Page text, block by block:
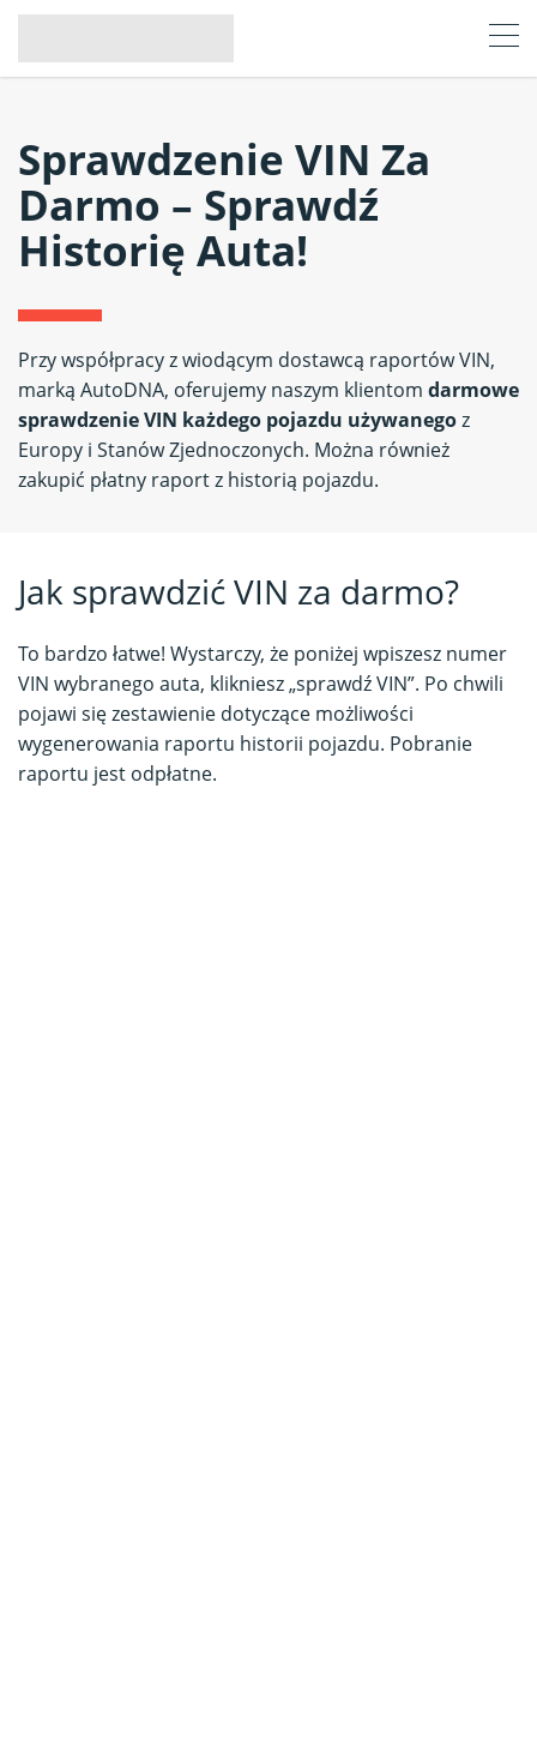
Sprawdzenie VIN Za
Darmo – Sprawdź
Historię Auta!
Przy współpracy z wiodącym dostawcą raportów VIN,
marką AutoDNA, oferujemy naszym klientom darmowe
sprawdzenie VIN każdego pojazdu używanegoz
Europy i Stanów Zjednoczonych. Można również
zakupić płatny raport z historią pojazdu.
Jak sprawdzić VIN za darmo?
To bardzo łatwe! Wystarczy, że poniżej wpiszesz numer
VIN wybranego auta, klikniesz „sprawdź VIN”. Po chwili
pojawi się zestawienie dotyczące możliwości
wygenerowania raportu historii pojazdu. Pobranie
raportu jest odpłatne.